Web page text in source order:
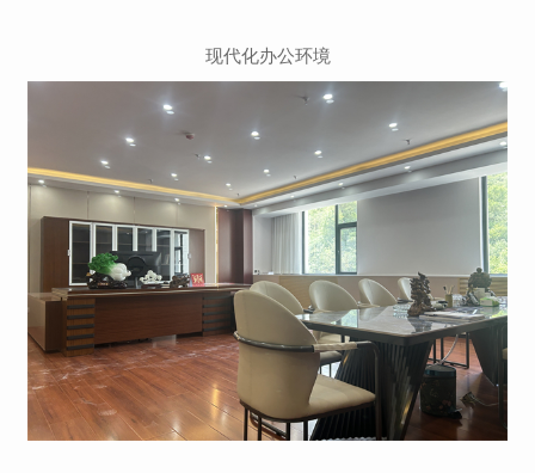
现代化办公环境